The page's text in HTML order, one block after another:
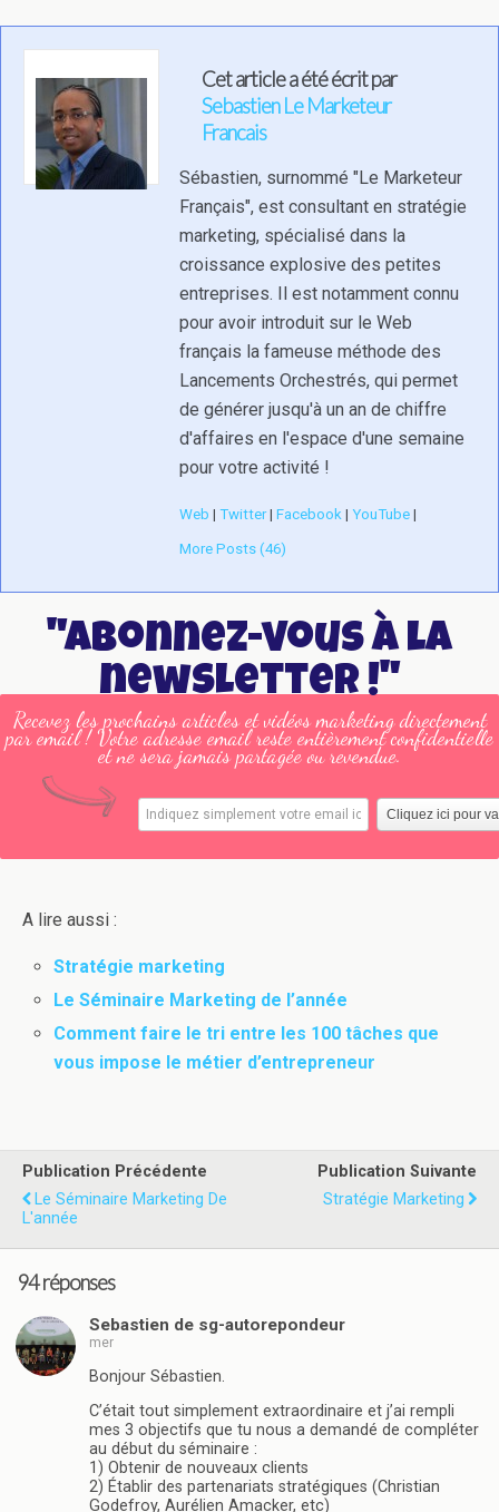
Cet article a été écrit par
Sebastien Le Marketeur
Francais
Sébastien, surnommé "Le Marketeur
Français", est consultant en stratégie
marketing, spécialisé dans la
croissance explosive des petites
entreprises. Il est notamment connu
pour avoir introduit sur le Web
français la fameuse méthode des
Lancements Orchestrés, qui permet
de générer jusqu'à un an de chiffre
d'affaires en l'espace d'une semaine
pour votre activité !
Web | Twitter| Facebook | YouTube |
More Posts (46)
"Abonnez-vous à la
newsletter !"
Recevez les prochains articles et vidéos marketing directement
par email ! Votre adresse email reste entièrement confidentielle
et ne sera jamais partagée ou revendue.
A lire aussi :
Stratégie marketing
Le Séminaire Marketing de l’année
Comment faire le tri entre les 100 tâches que
vous impose le métier d’entrepreneur
Publication Précédente
Le Séminaire Marketing De
L'année
Publication Suivante
Stratégie Marketing
94 réponses
Sebastien de sg-autorepondeur
mer
Bonjour Sébastien.
C’était tout simplement extraordinaire et j’ai rempli
mes 3 objectifs que tu nous a demandé de compléter
au début du séminaire :
1) Obtenir de nouveaux clients
2) Établir des partenariats stratégiques (Christian
Godefroy, Aurélien Amacker, etc)